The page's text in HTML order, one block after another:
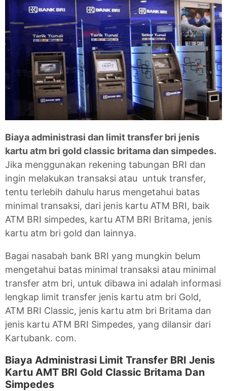
Biaya administrasi dan limit transfer bri jenis
kartu atm bri gold classic britama dan simpedes.
Jika menggunakan rekening tabungan BRI dan
ingin melakukan transaksi atau untuk transfer,
tentu terlebih dahulu harus mengetahui batas
minimal transaksi, dari jenis kartu ATM BRI, baik
ATM BRI simpedes, kartu ATM BRI Britama, jenis
kartu atm bri gold dan lainnya.
Bagai nasabah bank BRI yang mungkin belum
mengetahui batas minimal transaksi atau minimal
transfer atm bri, untuk dibawa ini adalah informasi
lengkap limit transfer jenis kartu atm bri Gold,
ATM BRI Classic, jenis kartu atm bri Britama dan
jenis kartu ATM BRI Simpedes, yang dilansir dari
Kartubank. com.
Biaya Administrasi Limit Transfer BRI Jenis
Kartu AMT BRI Gold Classic Britama Dan
Simpedes